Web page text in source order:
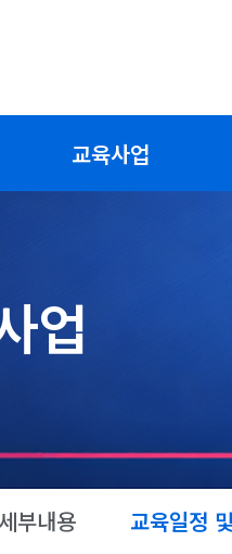
교육사업
업
부내용 교육일정